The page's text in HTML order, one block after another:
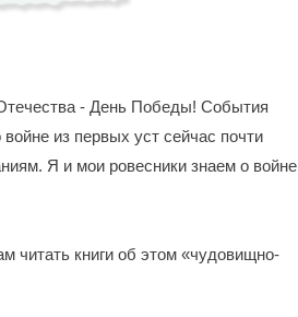
- День Победы! События
из первых уст сейчас почти
Я и мои ровесники знаем о войне
читать книги об этом «чудовищно-